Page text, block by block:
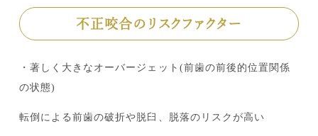
不正咬合のリスクファクター
・著しく大きなオーバージェット(前歯の前後的位置関係
の状態)
転倒による前歯の破折や脱臼、脱落のリスクが高い